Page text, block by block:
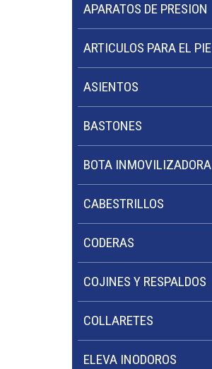
APARATOS DE PRESION
ARTICULOS PARA EL PIE
ASIENTOS
BASTONES
BOTA INMOVILIZADORA
CABESTRILLOS
CODERAS
COJINES Y RESPALDOS
COLLARETES
ELEVA INODOROS